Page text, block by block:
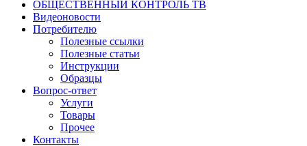
ОБЩЕСТВЕННЫЙ КОНТРОЛЬ ТВ
Видеоновости
Потребителю
Полезные ссылки
Полезные статьи
Инструкции
Образцы
Вопрос-ответ
Услуги
Товары
Прочее
Контакты